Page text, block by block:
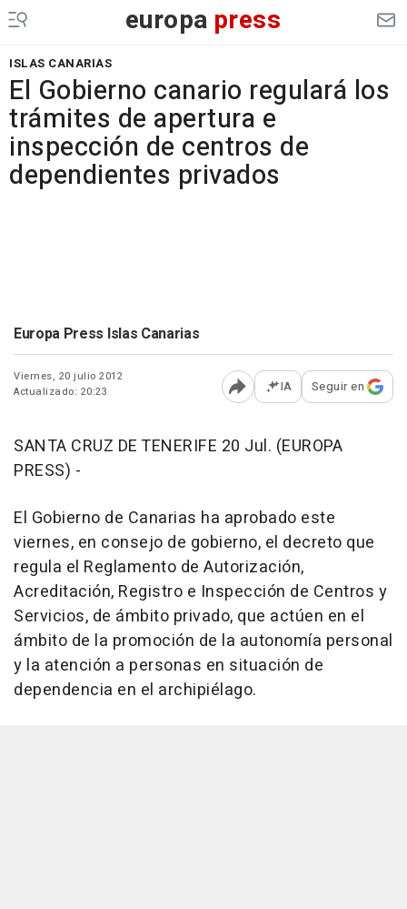
europa press
ISLAS CANARIAS
El Gobierno canario regulará los
trámites de apertura e
inspección de centros de
dependientes privados
Europa Press Islas Canarias
Viernes, 20 julio 2012
Actualizado: 20:23
Abrir opciones para
IA Seguir en
SANTA CRUZ DE TENERIFE 20 Jul. (EUROPA
PRESS) -
El Gobierno de Canarias ha aprobado este
viernes, en consejo de gobierno, el decreto que
regula el Reglamento de Autorización,
Acreditación, Registro e Inspección de Centros y
Servicios, de ámbito privado, que actúen en el
ámbito de la promoción de la autonomía personal
y la atención a personas en situación de
dependencia en el archipiélago.